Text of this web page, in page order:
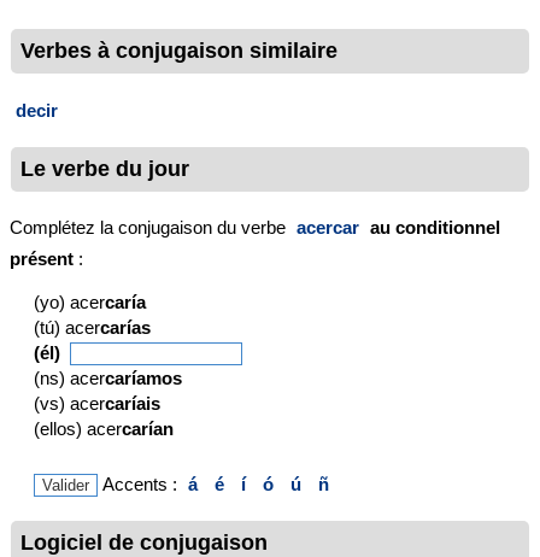
Verbes à conjugaison similaire
decir
Le verbe du jour
Complétez la conjugaison du verbe acercar au conditionnel
présent :
(yo) acercaría
(tú) acercarías
(él)
(ns) acercaríamos
(vs) acercaríais
(ellos) acercarían
Accents : á é í ó ú ñ
Logiciel de conjugaison